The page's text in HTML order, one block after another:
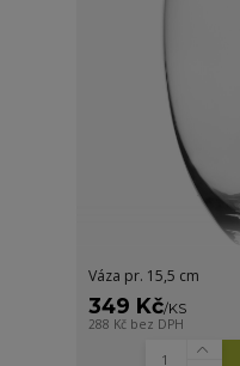
Váza pr. 15,5 cm
349 Kč/KS
288 Kč bez DPH